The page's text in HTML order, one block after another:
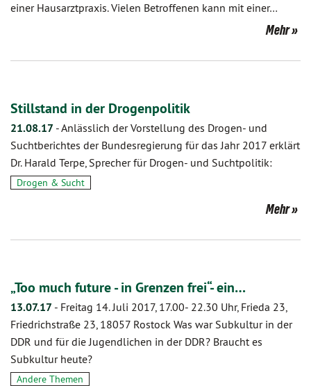
einer Hausarztpraxis. Vielen Betroffenen kann mit einer…
Mehr
Stillstand in der Drogenpolitik
21.08.17 -Anlässlich der Vorstellung des Drogen- und
Suchtberichtes der Bundesregierung für das Jahr 2017 erklärt
Dr. Harald Terpe, Sprecher für Drogen- und Suchtpolitik:
Drogen & Sucht
Mehr
„Too much future - in Grenzen frei“- ein…
13.07.17 - Freitag 14. Juli 2017, 17.00- 22.30 Uhr, Frieda 23,
Friedrichstraße 23, 18057 Rostock Was war Subkultur in der
DDR und für die Jugendlichen in der DDR? Braucht es
Subkultur heute?
Andere Themen